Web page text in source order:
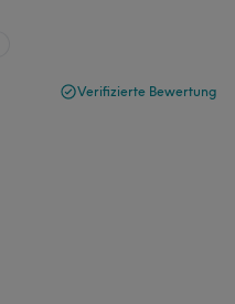
Verifizierte Bewertung